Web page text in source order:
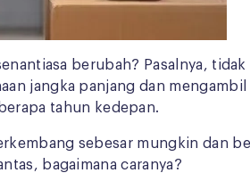
berubah? Pasalnya,
jangka panjang dan
tahun kedepan.
sebesar mungkin dan
bagaimana caranya?